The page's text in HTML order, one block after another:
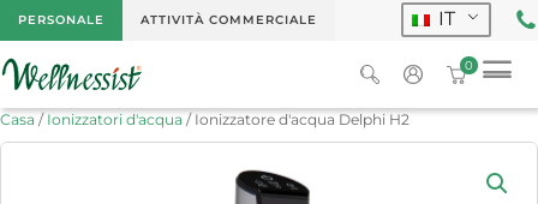
PERSONALE ATTIVITÀ COMMERCIALE IT
0
Casa / Ionizzatori d'acqua / Ionizzatore d'acqua Delphi H2